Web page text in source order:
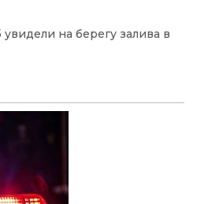
на берегу залива в